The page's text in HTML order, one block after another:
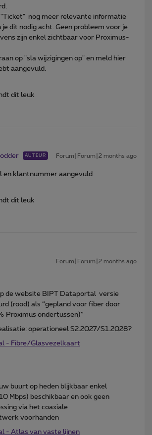
"Ticket" nog meer relevante informatie
dit nodig acht. Geen probleem voor je
zijn enkel zichtbaar voor Proximus-
op "sla wijzigingen op" en meld hier
aangevuld.
dit leuk
AUTEUR Forum|Forum|2 months ago
en klantnummer aangevuld
dit leuk
Forum|Forum|2 months ago
de website BIPT Dataportal versie
(rood) als “gepland voor fiber door
Proximus ondertussen)”
operationeel S2.2027/S1.2028?
- Fibre/Glasvezelkaart
buurt op heden blijkbaar enkel
Mbps) beschikbaar en ook geen
via het coaxiale
voorhanden
- Atlas van vaste lijnen